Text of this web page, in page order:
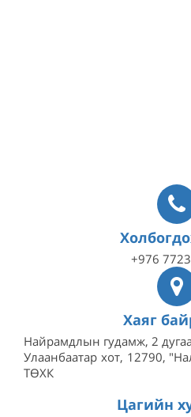
+976
Хаяг
Найрамдлын гудамж, 2
Улаанбаатар хот, 12790,
ТӨХК
Цагийн